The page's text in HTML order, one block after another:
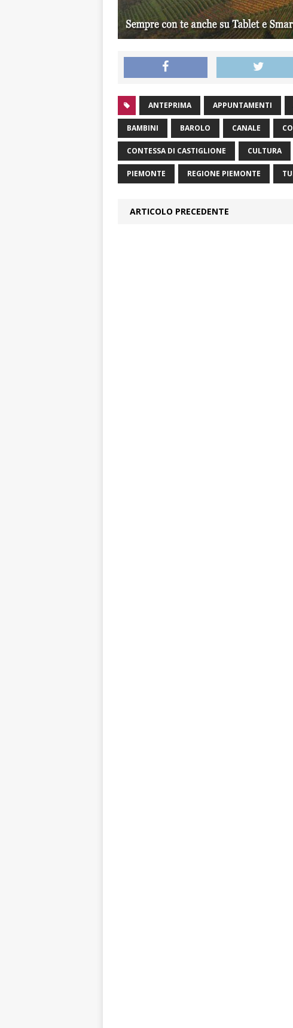
ANTEPRIMA APPUNTAMENTI
BAMBINI BAROLO CANALE
CONTESSA DI CASTIGLIONE CULTURA
PIEMONTE REGIONE PIEMONTE
ARTICOLO PRECEDENTE